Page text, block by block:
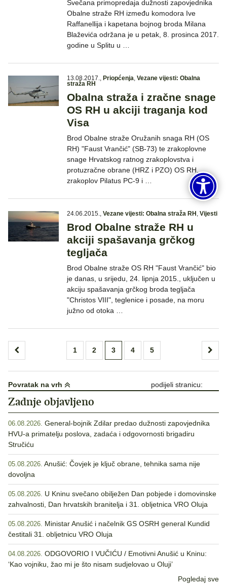
Svečana primopredaja dužnosti zapovjednika
Obalne straže RH između komodora Ive
Raffanellija i kapetana bojnog broda Milana
Blaževića održana je u petak, 8. prosinca 2017.
godine u Splitu u …
13.08.2017., Priopćenja, Vezane vijesti: Obalna
straža RH
Obalna straža i zračne snage
OS RH u akciji traganja kod
Visa
Brod Obalne straže Oružanih snaga RH (OS
RH) "Faust Vrančić" (SB-73) te zrakoplovne
snage Hrvatskog ratnog zrakoplovstva i
protuzračne obrane (HRZ i PZO) OS RH,
zrakoplov Pilatus PC-9 i …
24.06.2015., Vezane vijesti: Obalna straža RH , Vijesti
Brod Obalne straže RH u
akciji spašavanja grčkog
tegljača
Brod Obalne straže OS RH "Faust Vrančić" bio
je danas, u srijedu, 24. lipnja 2015., uključen u
akciju spašavanja grčkog broda tegljača
"Christos VIII", teglenice i posade, na moru
južno od otoka …
Brojevi
objava
1 2 3 4 5
Povratak na vrh podijeli stranicu:
Zadnje objavljeno
06.08.2026. General-bojnik Zdilar predao dužnosti zapovjednika
HVU-a primatelju poslova, zadaća i odgovornosti brigadiru
Stručiću
05.08.2026. Anušić: Čovjek je ključ obrane, tehnika sama nije
dovoljna
05.08.2026. U Kninu svečano obilježen Dan pobjede i domovinske
zahvalnosti, Dan hrvatskih branitelja i 31. obljetnica VRO Oluja
05.08.2026. Ministar Anušić i načelnik GS OSRH general Kundid
čestitali 31. obljetnicu VRO Oluja
04.08.2026. ODGOVORIO I VUČIĆU / Emotivni Anušić u Kninu:
‘Kao vojniku, žao mi je što nisam sudjelovao u Oluji’
Pogledaj sve